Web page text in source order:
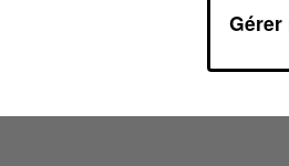
DU 22/12/2023 À